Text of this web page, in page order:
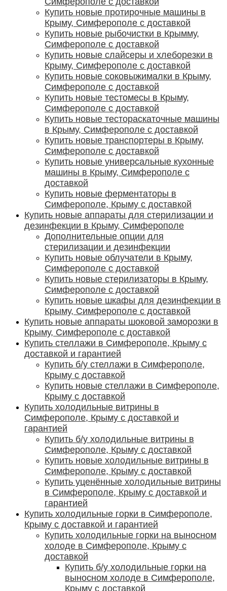
Купить новые протирочные машины в
Крыму, Симферополе с доставкой
Купить новые рыбочистки в Крымму,
Симферополе с доставкой
Купить новые слайсеры и хлеборезки в
Крыму, Симферополе с доставкой
Купить новые соковыжималки в Крыму,
Симферополе с доставкой
Купить новые тестомесы в Крыму,
Симферополе с доставкой
Купить новые тестораскаточные машины
в Крыму, Симферополе с доставкой
Купить новые транспортеры в Крыму,
Симферополе с доставкой
Купить новые универсальные кухонные
машины в Крыму, Симферополе с
доставкой
Купить новые ферментаторы в
Симферополе, Крыму с доставкой
Купить новые аппараты для стерилизации и
дезинфекции в Крыму, Симферополе
Дополнительные опции для
стерилизации и дезинфекции
Купить новые облучатели в Крыму,
Симферополе с доставкой
Купить новые стерилизаторы в Крыму,
Симферополе с доставкой
Купить новые шкафы для дезинфекции в
Крыму, Симферополе с доставкой
Купить новые аппараты шоковой заморозки в
Крыму, Симферополе с доставкой
Купить стеллажи в Симферополе, Крыму с
доставкой и гарантией
Купить б/у стеллажи в Симферополе,
Крыму с доставкой
Купить новые стеллажи в Симферополе,
Крыму с доставкой
Купить холодильные витрины в
Симферополе, Крыму с доставкой и
гарантией
Купить б/у холодильные витрины в
Симферополе, Крыму с доставкой
Купить новые холодильные витрины в
Симферополе, Крыму с доставкой
Купить уценённые холодильные витрины
в Симферополе, Крыму с доставкой и
гарантией
Купить холодильные горки в Симферополе,
Крыму с доставкой и гарантией
Купить холодильные горки на выносном
холоде в Симферополе, Крыму с
доставкой
Купить б/у холодильные горки на
выносном холоде в Симферополе,
Крыму с доставкой